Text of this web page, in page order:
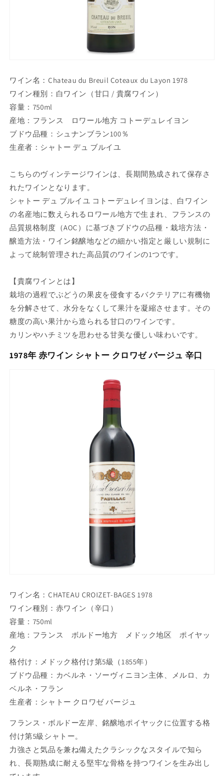
ワイン名：Chateau du Breuil Coteaux du Layon 1978
ワイン種別：白ワイン（甘口 / 貴腐ワイン）
容量：750ml
産地：フランス ロワール地方 コトーデュレイヨン
ブドウ品種：シュナンブラン100％
生産者：シャトー デュ ブルイユ
こちらのヴィンテージワインは、長期間熟成されて保存さ
れたワインとなります。
シャトー デュ ブルイユ コトーデュレイヨンは、白ワイン
の名産地に数えられるロワール地方で生まれ、フランスの
品質規格制度（AOC）に基づきブドウの品種・栽培方法・
醸造方法・ワイン銘醸地などの細かい指定と厳しい規制に
よって統制管理された高品質のワインの1つです。
【貴腐ワインとは】
栽培の過程でぶどうの果皮を侵食するバクテリアに有機物
を分解させて、水分をなくして果汁を凝縮させます。その
糖度の高い果汁から造られる甘口のワインです。
カリンやハチミツを思わせる甘美な優しい味わいです。
1978年 赤ワイン シャトー クロワゼ バージュ 辛口
ワイン名：CHATEAU CROIZET-BAGES 1978
ワイン種別：赤ワイン（辛口）
容量：750ml
産地：フランス ボルドー地方 メドック地区 ポイヤッ
ク
格付け：メドック格付け第5級（1855年）
ブドウ品種：カベルネ・ソーヴィニヨン主体、メルロ、カ
ベルネ・フラン
生産者：シャトー クロワゼ バージュ
フランス・ボルドー左岸、銘醸地ポイヤックに位置する格
付け第5級シャトー。
力強さと気品を兼ね備えたクラシックなスタイルで知ら
れ、長期熟成に耐える堅牢な骨格を持つワインを生み出し